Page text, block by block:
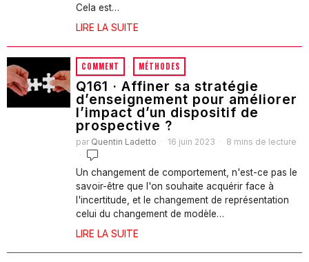
Cela est…
LIRE LA SUITE
COMMENT · MÉTHODES
Q161 · Affiner sa stratégie
d’enseignement pour améliorer
l’impact d’un dispositif de
prospective ?
par Quentin Ladetto 16 juin 2023 8 mins de lecture
Un changement de comportement, n'est-ce pas le
savoir-être que l'on souhaite acquérir face à
l'incertitude, et le changement de représentation
celui du changement de modèle…
LIRE LA SUITE